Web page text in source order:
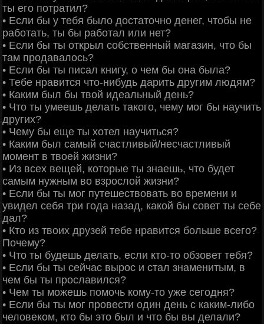
ты его потратил?
• Если бы у тебя было достаточно денег, чтобы не
работать, ты бы работал или нет?
• Если бы ты открыл собственный магазин, что бы
там продавалось?
• Если бы ты писал книгу, о чем бы она была?
• Тебе нравится что-нибудь дарить другим людям?
• Каким был бы твой идеальный день?
• Что ты умеешь делать такого, чему мог бы научить
других?
• Чему бы еще ты хотел научиться?
• Каким был самый счастливый/несчастливый
момент в твоей жизни?
• Из всех вещей, которые ты знаешь, что будет
самым нужным во взрослой жизни?
• Если бы ты мог путешествовать во времени и
увидел себя три года назад, какой бы совет ты себе
дал?
• Кто из твоих друзей тебе нравится больше всего?
Почему?
• Что ты будешь делать, если кто-то обзовет тебя?
• Если бы ты сейчас вырос и стал знаменитым, в
чем бы ты прославился?
• Чем ты можешь помочь кому-то уже сегодня?
• Если бы ты мог провести один день с каким-либо
человеком, кто бы это был и что бы вы делали?